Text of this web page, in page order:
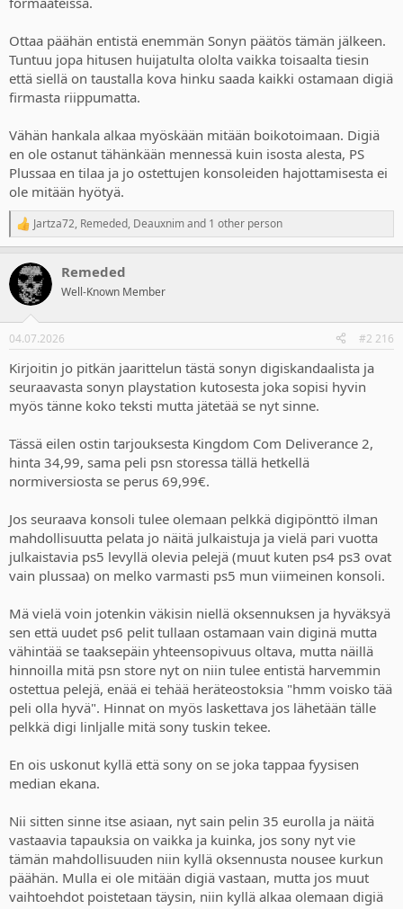
Ghost of Tsushima DC - 71% / 29%
Demon's Souls - 70% / 30%
Miles Morales - 66% / 34%
Spider-Man - 66% / 34%
Returnal - 61% / 39%
Ghost of Tsushima - 51% / 49%
MLB The Show 21 - 39% / 61%
So per Sony's own internal data, 31/33 first party games from their
chart sold more PHYSICAL than they did digital.
Uncharted 4 actually has an insane 83% physical split.
Granted it only covers through to a few months into 2022, but we
can see from other more recent data, things haven't drastically
changed. For example GSD data shows ~60% of Astro Bot sales
across Europe were physical.
So what skews revenue and data more digital, beyond digital only
components, especially multiplatform ones.
As you can see from Sony's internal data, MLB has the highest
Generally the highly popular live service or annualised games such
as Call of Duty, NBA 2K, FIFA etc, have higher digital splits, as gamers
are constantly launching them (often daily) and don't want to be
It's very different to single player games which are shorter and have
different play and consumer trends. So again, context matters.
Then there's a MASSIVE audience of gamers that aren't even
and sell used physical games, because they simply can't afford as
many new games, but still buy/own consoles, accessories, games,
services etc. Everything from poor parents, kids etc.
Ultimately, the data rejects the notion physical is dead or
meaningless, even if digital accounts for the overall lionshare of
revenue/sales, especially when you look at things with the proper
context and/or focus on single player tentpole games, which is
Keep in mind platforms make a 15% licensing fee from third parties
Likewise first party lose a 30% cut to retailers on physical, while they
keep all of the revenue on digital.
As I said before, this move to kill physical is more about PlayStation
trying to make far more profit and squeeze away the last remnants
Ottaa päähän entistä enemmän Sonyn päätös tämän jälkeen.
Tuntuu jopa hitusen huijatulta ololta vaikka toisaalta tiesin
että siellä on taustalla kova hinku saada kaikki ostamaan digiä
firmasta riippumatta.
Vähän hankala alkaa myöskään mitään boikotoimaan. Digiä
en ole ostanut tähänkään mennessä kuin isosta alesta, PS
Plussaa en tilaa ja jo ostettujen konsoleiden hajottamisesta ei
ole mitään hyötyä.
R
e
c
t
i
s
Jartza72, Remeded, Deauxnimand 1 other person
Remeded
Well-Known Member
04.07.2026 #2 216
Kirjoitin jo pitkän jaarittelun tästä sonyn digiskandaalista ja
seuraavasta sonyn playstation kutosesta joka sopisi hyvin
myös tänne koko teksti mutta jätetää se nyt sinne.
Tässä eilen ostin tarjouksesta Kingdom Com Deliverance 2,
hinta 34,99, sama peli psn storessa tällä hetkellä
normiversiosta se perus 69,99€.
Jos seuraava konsoli tulee olemaan pelkkä digipönttö ilman
mahdollisuutta pelata jo näitä julkaistuja ja vielä pari vuotta
julkaistavia ps5 levyllä olevia pelejä (muut kuten ps4 ps3 ovat
vain plussaa) on melko varmasti ps5 mun viimeinen konsoli.
Mä vielä voin jotenkin väkisin niellä oksennuksen ja hyväksyä
sen että uudet ps6 pelit tullaan ostamaan vain diginä mutta
vähintää se taaksepäin yhteensopivuus oltava, mutta näillä
hinnoilla mitä psn store nyt on niin tulee entistä harvemmin
ostettua pelejä, enää ei tehää heräteostoksia "hmm voisko tää
peli olla hyvä". Hinnat on myös laskettava jos lähetään tälle
pelkkä digi linljalle mitä sony tuskin tekee.
En ois uskonut kyllä että sony on se joka tappaa fyysisen
median ekana.
Nii sitten sinne itse asiaan, nyt sain pelin 35 eurolla ja näitä
vastaavia tapauksia on vaikka ja kuinka, jos sony nyt vie
tämän mahdollisuuden niin kyllä oksennusta nousee kurkun
päähän. Mulla ei ole mitään digiä vastaan, mutta jos muut
vaihtoehdot poistetaan täysin, niin kyllä alkaa olemaan digiä